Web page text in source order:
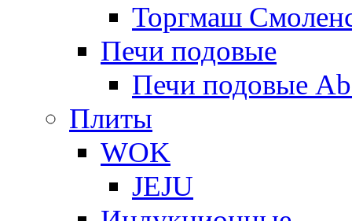
Торгмаш
Печи подовые
Печи подовые
Плиты
WOK
JEJU